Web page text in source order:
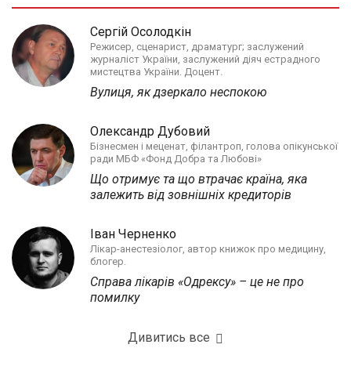
Сергій Осолодкін
Режисер, сценарист, драматург; заслужений
журналіст України, заслужений діяч естрадного
мистецтва України. Доцент.
Вулиця, як дзеркало неспокою
Олександр Дубовий
Бізнесмен і меценат, філантроп, голова опікунської
ради МБФ «Фонд Добра та Любові»
Що отримує та що втрачає країна, яка
залежить від зовнішніх кредиторів
Іван Черненко
Лікар-анестезіолог, автор книжок про медицину,
блогер.
Справа лікарів «Одрексу» – це не про
помилку
Дивитись все